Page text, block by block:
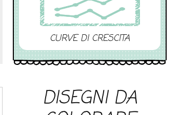
CURVE DI CRESCITA
DISEGNI DA